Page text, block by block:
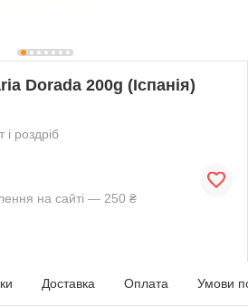
Dorada 200g (Іспанія)
і роздріб
на сайті — 250 ₴
Доставка Оплата Умови